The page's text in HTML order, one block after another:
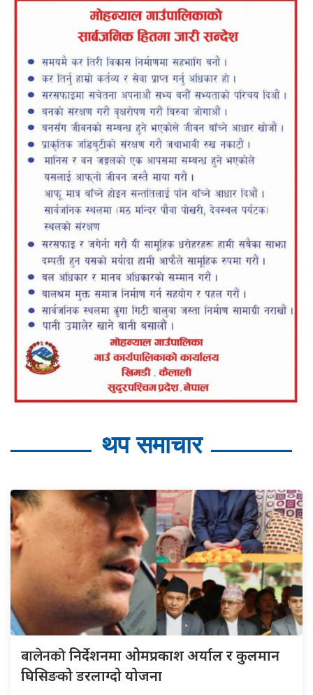
थप समाचार
बालेनकोनिर्देशनमा ओमप्रकाश अर्याल र कुलमान
घिसिङको डरलाग्दो योजना